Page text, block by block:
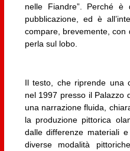
nelle Fiandre”. Perché
pubblicazione, ed è
compare, brevemente, con
perla sul lobo.
Il testo, che riprende una
nel 1997 presso il Palazzo
una narrazione fluida,
la produzione pittorica
dalle differenze materiali
diverse modalità